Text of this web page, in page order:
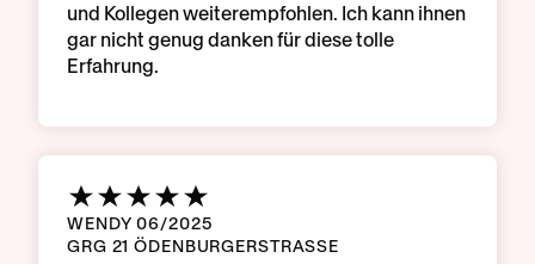
und Kollegen weiterempfohlen. Ich kann ihnen
gar nicht genug danken für diese tolle
Erfahrung.
WENDY 06/2025
GRG 21 ÖDENBURGERSTRASSE